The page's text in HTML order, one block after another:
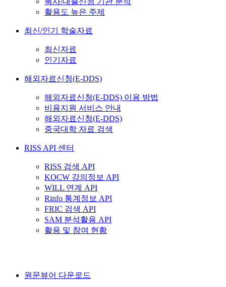
활용도 높은 주제
최신/인기 학술자료
최신자료
인기자료
해외자료신청(E-DDS)
해외자료신청(E-DDS) 이용 방법
비용지원 서비스 안내
해외자료신청(E-DDS)
중국대학 자료 검색
RISS API 센터
RISS 검색 API
KOCW 강의정보 API
WILL 연계 API
Rinfo 통계정보 API
FRIC 검색 API
SAM 분석활용 API
활용 및 참여 현황
원문뷰어 다운로드